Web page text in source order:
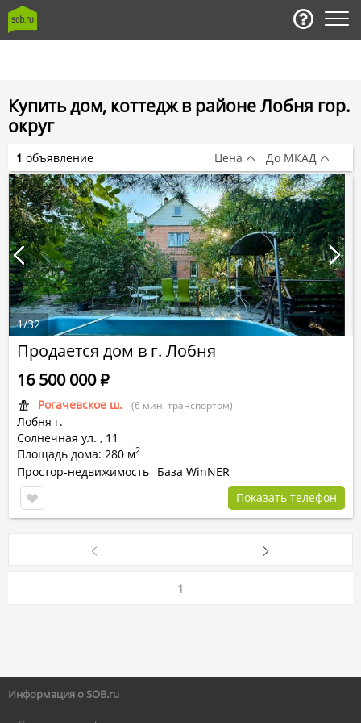
Купить дом, коттедж в районе Лобня гор.
округ
Продается дом в г. Лобня
Рогачевское ш. (6 мин. транспортом)
Лобня г.
Солнечная ул. , 11
Площадь дома: 280 м2
16 500 000Р
Простор-недвижимость База WinNER
Показать телефон
1/32
1 объявление Цена До МКАД
1
Информация о SOB.ru